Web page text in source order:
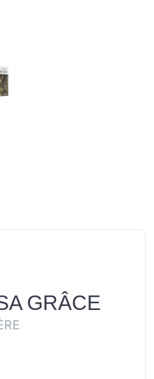
GRÂCE